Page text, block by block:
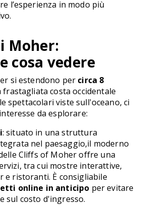
l’esperienza in modo più
Moher:
cosa vedere
si estendono per circa 8
frastagliata costa occidentale
spettacolari viste sull'oceano, ci
da esplorare:
: situato in una struttura
nel paesaggio,il moderno
Cliffs of Moher offre una
tra cui mostre interattive,
e ristoranti. È consigliabile
online in anticipo per evitare
sul costo d'ingresso.